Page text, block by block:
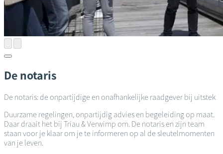
De notaris
De notaris: de onpartijdige en onafhankelijke raadgever bij uitstek
Duurzame regelingen, onpartijdig advies en begeleiding op maat.
Daar draait het bij Triau & Verwimp om. De notaris en zijn team
staan voor je klaar om je te informeren op al de sleutelmomenten
van je leven.